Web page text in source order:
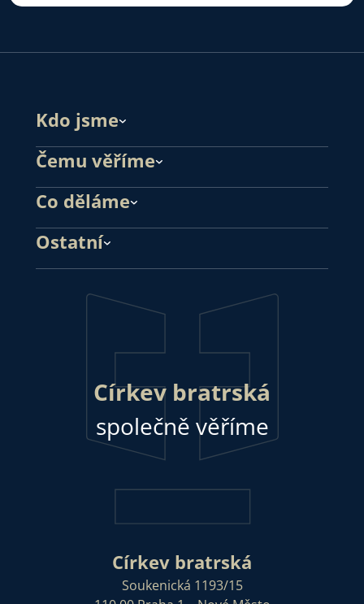
Kdo jsme
Čemu věříme
Co děláme
Ostatní
Církev bratrská
společně věříme
Církev bratrská
Soukenická 1193/15